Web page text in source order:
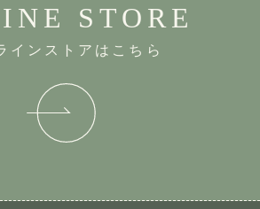
STORE
インストアはこちら